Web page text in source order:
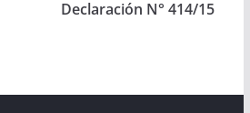
Declaración N° 414/15